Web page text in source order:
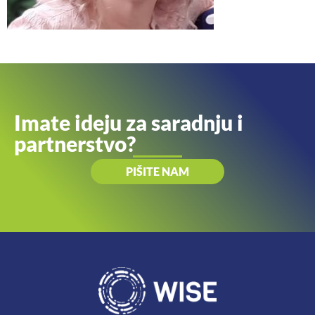
Imate ideju za saradnju i
partnerstvo?
PIŠITE NAM